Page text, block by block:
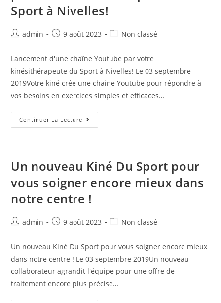
Sport à Nivelles!
admin 9 août 2023 Non classé
Lancement d'une chaîne Youtube par votre
kinésithérapeute du Sport à Nivelles! Le 03 septembre
2019Votre kiné crée une chaine Youtube pour répondre à
vos besoins en exercices simples et efficaces…
Continuer La Lecture
Un nouveau Kiné Du Sport pour
vous soigner encore mieux dans
notre centre !
admin 9 août 2023 Non classé
Un nouveau Kiné Du Sport pour vous soigner encore mieux
dans notre centre ! Le 03 septembre 2019Un nouveau
collaborateur agrandit l'équipe pour une offre de
traitement encore plus précise…